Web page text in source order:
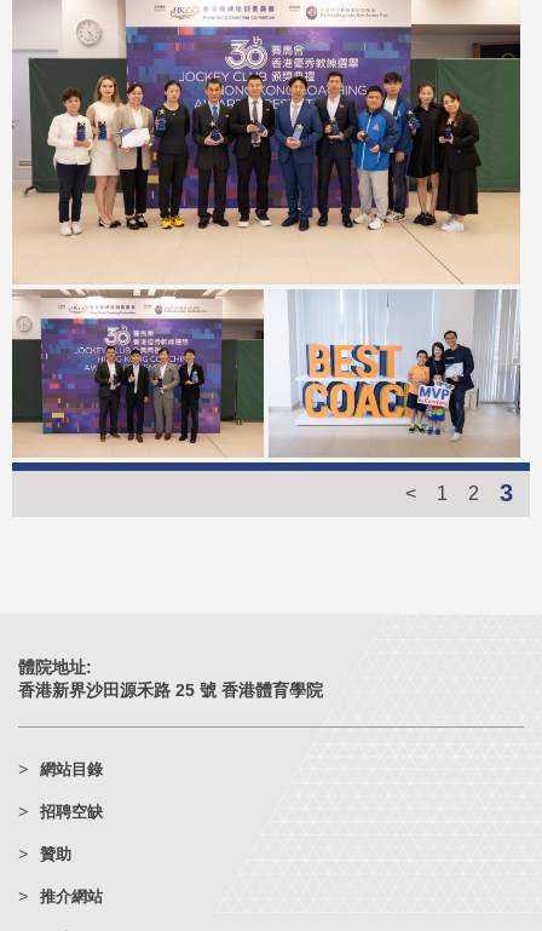
< 1 2 3
體院地址:
香港新界沙田源禾路 25 號 香港體育學院
網站目錄
招聘空缺
贊助
推介網站